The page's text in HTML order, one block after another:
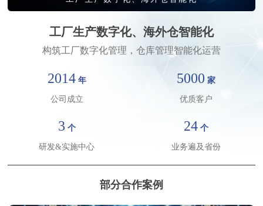
请输入关键词搜索
工厂生产数字化、海外仓智能化
构筑工厂数字化管理，仓库管理智能化运营
2014 年
公司成立
5000 家
优质客户
3 个
研发&实施中心
24 个
业务遍及省份
部分合作案例